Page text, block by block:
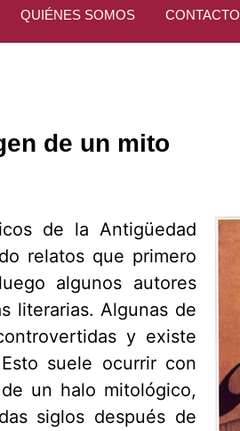
QUIÉNES SOMOS CONTACTO
de un mito
de la Antigüedad
relatos que primero
algunos autores
literarias. Algunas de
y existe
suele ocurrir con
un halo mitológico,
siglos después de